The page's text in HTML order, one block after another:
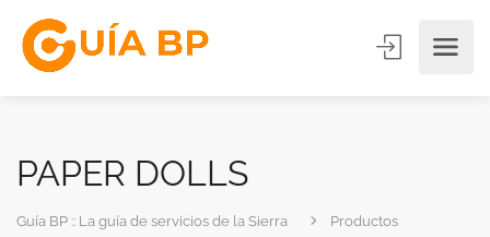
PAPER DOLLS
Guía BP :: La guía de servicios de la Sierra
Productos